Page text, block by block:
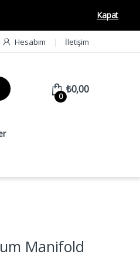
Kapat
Hesabım İletişim
0
₺0,00
Manifold